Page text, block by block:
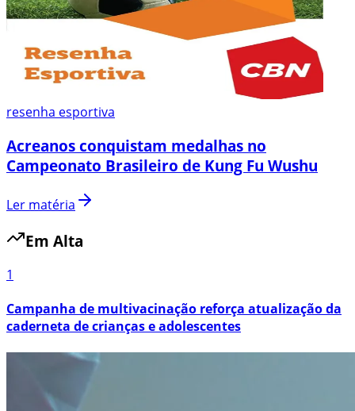
resenha esportiva
Acreanos conquistam medalhas no
Campeonato Brasileiro de Kung Fu Wushu
Ler matéria
Em Alta
1
Campanha de multivacinação reforça atualização da
caderneta de crianças e adolescentes